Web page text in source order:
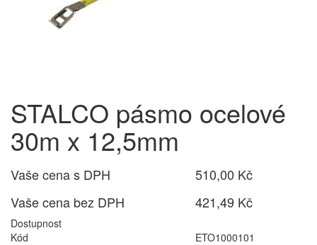
STALCO pásmo ocelové
30m x 12,5mm
Vaše cena s DPH
510,00 Kč
Vaše cena bez DPH
421,49 Kč
Dostupnost
Kód
ETO1000101